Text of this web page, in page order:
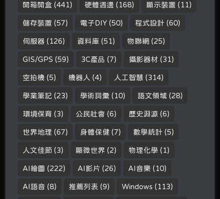
開箱開盒 (441) 硬體週邊 (168) 顯示裝置 (11)
儲存裝置 (57) 電子DIY (50) 程式設計 (60)
伺服器 (126) 資料庫 (51) 物聯網 (25)
GIS/GPS (59) 3C產品 (7) 攝影器材 (31)
空拍機 (5) 機器人 (4) 人工智慧 (314)
學業筆記 (23) 學術詞彙 (10) 語文領域 (28)
環境保育 (3) 公民社會 (6) 歷史淵源 (6)
世界地理 (67) 身體保健 (7) 數學統計 (5)
人文佳節 (3) 顯微世界 (2) 物理化學 (1)
AI繪圖 (222) AI影片 (26) AI音樂 (10)
AI語音 (8) 推薦列表 (9) Windows (113)